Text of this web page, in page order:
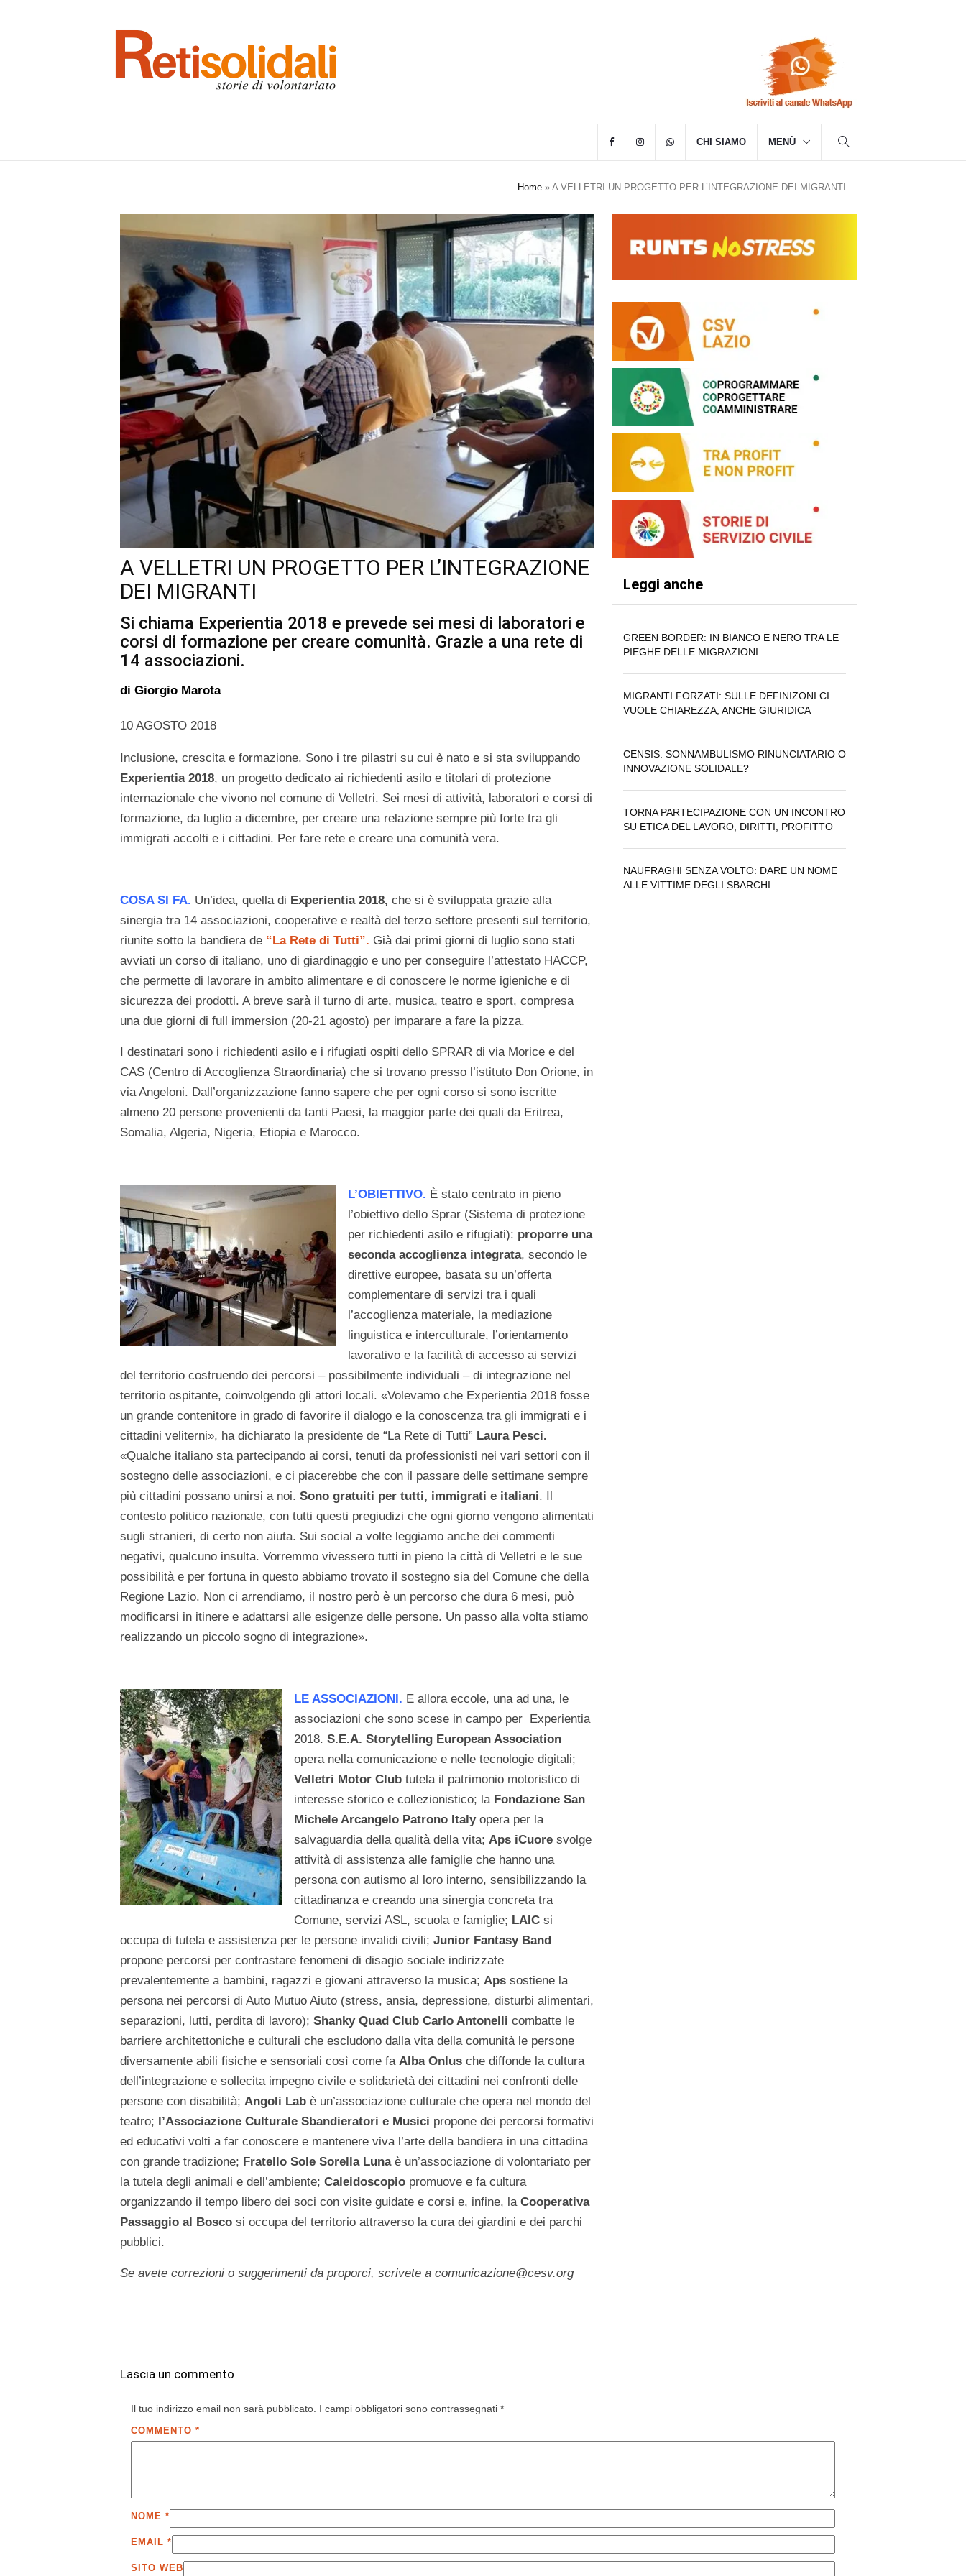
CHI SIAMO MENÙ
Home » A VELLETRI UN PROGETTO PER L’INTEGRAZIONE DEI MIGRANTI
A VELLETRI UN PROGETTO PER L’INTEGRAZIONE
DEI MIGRANTI
Si chiama Experientia 2018 e prevede sei mesi di laboratori e
corsi di formazione per creare comunità. Grazie a una rete di
14 associazioni.
di Giorgio Marota
10 AGOSTO 2018
Inclusione, crescita e formazione. Sono i tre pilastri su cui è nato e si sta sviluppando
Experientia 2018, un progetto dedicato ai richiedenti asilo e titolari di protezione
internazionale che vivono nel comune di Velletri. Sei mesi di attività, laboratori e corsi di
formazione, da luglio a dicembre, per creare una relazione sempre più forte tra gli
immigrati accolti e i cittadini. Per fare rete e creare una comunità vera.
COSA SI FA. Un’idea, quella di Experientia 2018, che si è sviluppata grazie alla
sinergia tra 14 associazioni, cooperative e realtà del terzo settore presenti sul territorio,
riunite sotto la bandiera de “La Rete di Tutti”. Già dai primi giorni di luglio sono stati
avviati un corso di italiano, uno di giardinaggio e uno per conseguire l’attestato HACCP,
che permette di lavorare in ambito alimentare e di conoscere le norme igieniche e di
sicurezza dei prodotti. A breve sarà il turno di arte, musica, teatro e sport, compresa
una due giorni di full immersion (20-21 agosto) per imparare a fare la pizza.
I destinatari sono i richiedenti asilo e i rifugiati ospiti dello SPRAR di via Morice e del
CAS (Centro di Accoglienza Straordinaria) che si trovano presso l’istituto Don Orione, in
via Angeloni. Dall’organizzazione fanno sapere che per ogni corso si sono iscritte
almeno 20 persone provenienti da tanti Paesi, la maggior parte dei quali da Eritrea,
Somalia, Algeria, Nigeria, Etiopia e Marocco.
L’OBIETTIVO. È stato centrato in pieno
l’obiettivo dello Sprar (Sistema di protezione
per richiedenti asilo e rifugiati): proporre una
seconda accoglienza integrata, secondo le
direttive europee, basata su un’offerta
complementare di servizi tra i quali
l’accoglienza materiale, la mediazione
linguistica e interculturale, l’orientamento
lavorativo e la facilità di accesso ai servizi
del territorio costruendo dei percorsi – possibilmente individuali – di integrazione nel
territorio ospitante, coinvolgendo gli attori locali. «Volevamo che Experientia 2018 fosse
un grande contenitore in grado di favorire il dialogo e la conoscenza tra gli immigrati e i
cittadini veliterni», ha dichiarato la presidente de “La Rete di Tutti” Laura Pesci.
«Qualche italiano sta partecipando ai corsi, tenuti da professionisti nei vari settori con il
sostegno delle associazioni, e ci piacerebbe che con il passare delle settimane sempre
più cittadini possano unirsi a noi. Sono gratuiti per tutti, immigrati e italiani. Il
contesto politico nazionale, con tutti questi pregiudizi che ogni giorno vengono alimentati
sugli stranieri, di certo non aiuta. Sui social a volte leggiamo anche dei commenti
negativi, qualcuno insulta. Vorremmo vivessero tutti in pieno la città di Velletri e le sue
possibilità e per fortuna in questo abbiamo trovato il sostegno sia del Comune che della
Regione Lazio. Non ci arrendiamo, il nostro però è un percorso che dura 6 mesi, può
modificarsi in itinere e adattarsi alle esigenze delle persone. Un passo alla volta stiamo
realizzando un piccolo sogno di integrazione».
LE ASSOCIAZIONI. E allora eccole, una ad una, le
associazioni che sono scese in campo per Experientia
2018. S.E.A. Storytelling European Association
opera nella comunicazione e nelle tecnologie digitali;
Velletri Motor Club tutela il patrimonio motoristico di
interesse storico e collezionistico; la Fondazione San
Michele Arcangelo Patrono Italyopera per la
salvaguardia della qualità della vita; Aps iCuore svolge
attività di assistenza alle famiglie che hanno una
persona con autismo al loro interno, sensibilizzando la
cittadinanza e creando una sinergia concreta tra
Comune, servizi ASL, scuola e famiglie; LAIC si
occupa di tutela e assistenza per le persone invalidi civili; Junior Fantasy Band
propone percorsi per contrastare fenomeni di disagio sociale indirizzate
prevalentemente a bambini, ragazzi e giovani attraverso la musica; Aps sostiene la
persona nei percorsi di Auto Mutuo Aiuto (stress, ansia, depressione, disturbi alimentari,
separazioni, lutti, perdita di lavoro); Shanky Quad Club Carlo Antonelli combatte le
barriere architettoniche e culturali che escludono dalla vita della comunità le persone
diversamente abili fisiche e sensoriali così come fa Alba Onlus che diffonde la cultura
dell’integrazione e sollecita impegno civile e solidarietà dei cittadini nei confronti delle
persone con disabilità; Angoli Lab è un’associazione culturale che opera nel mondo del
teatro; l’Associazione Culturale Sbandieratori e Musici propone dei percorsi formativi
ed educativi volti a far conoscere e mantenere viva l’arte della bandiera in una cittadina
con grande tradizione; Fratello Sole Sorella Lunaè un’associazione di volontariato per
la tutela degli animali e dell’ambiente; Caleidoscopio promuove e fa cultura
organizzando il tempo libero dei soci con visite guidate e corsi e, infine, la Cooperativa
Passaggio al Bosco si occupa del territorio attraverso la cura dei giardini e dei parchi
pubblici.
Se avete correzioni o suggerimenti da proporci, scrivete a comunicazione@cesv.org
Leggi anche
GREEN BORDER: IN BIANCO E NERO TRA LE
PIEGHE DELLE MIGRAZIONI
MIGRANTI FORZATI: SULLE DEFINIZONI CI
VUOLE CHIAREZZA, ANCHE GIURIDICA
CENSIS: SONNAMBULISMO RINUNCIATARIO O
INNOVAZIONE SOLIDALE?
TORNA PARTECIPAZIONE CON UN INCONTRO
SU ETICA DEL LAVORO, DIRITTI, PROFITTO
NAUFRAGHI SENZA VOLTO: DARE UN NOME
ALLE VITTIME DEGLI SBARCHI
Lascia un commento
Il tuo indirizzo email non sarà pubblicato. I campi obbligatori sono contrassegnati *
COMMENTO *
NOME *
EMAIL *
SITO WEB